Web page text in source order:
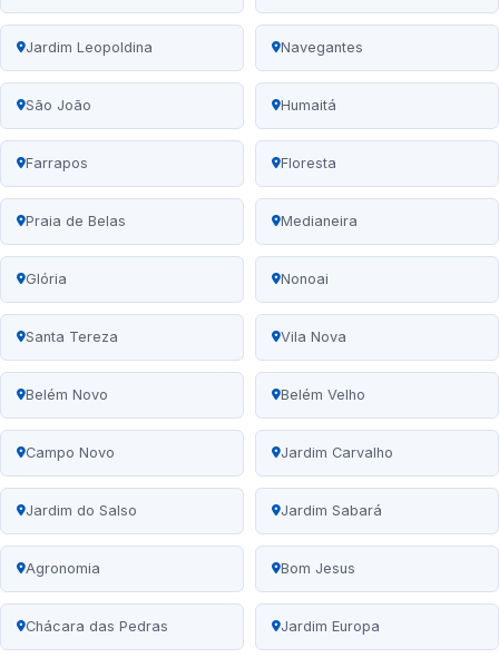
Jardim Leopoldina Navegantes
São João Humaitá
Farrapos Floresta
Praia de Belas Medianeira
Glória Nonoai
Santa Tereza Vila Nova
Belém Novo Belém Velho
Campo Novo Jardim Carvalho
Jardim do Salso Jardim Sabará
Agronomia Bom Jesus
Chácara das Pedras Jardim Europa